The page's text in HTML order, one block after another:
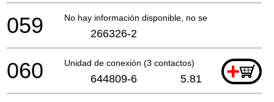
No hay información disponible, no se puede pedir
059 266326-2
Unidad de conexión (3 contactos) +
060 644809-6 5.81